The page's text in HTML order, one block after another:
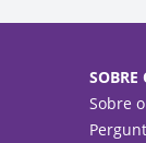
Sobre